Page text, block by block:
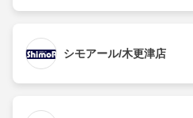
シモアール/木更津店